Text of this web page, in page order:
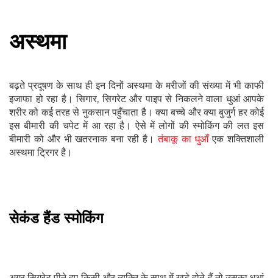
अस्थमा
बढ़ते प्रदूषण के साथ ही इन दिनों अस्थमा के मरीजों की संख्या में भी काफी
इजाफा हो रहा है। सिगार, सिगरेट और पाइप से निकलने वाला धुआं आपके
शरीर को कई तरह से नुकसान पहुँचाता है। क्या बच्चे और क्या बुजुर्ग हर कोई
इस बीमारी की चपेट में आ रहा है। ऐसे में लोगों की स्मोकिंग की लत इस
बीमारी को और भी खतरनाक बना रही है।तंबाकू का धुआँएक शक्तिशाली
अस्थमा ट्रिगर है।
सेकंड हैंड स्मोकिंग